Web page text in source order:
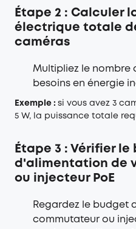
Étape 2 : Calculer
électrique totale
caméras
Multipliez le nombre
besoins en énergie
Exemple : si vous avez 3
5 W, la puissance totale
Étape 3 : Vérifier le
d'alimentation de
ou injecteur PoE
Regardez le budget
commutateur ou